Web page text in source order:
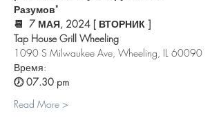
Разумов"
📆  7 МАЯ, 2024 [ ВТОРНИК ]
Tap House Grill Wheeling
1090 S Milwaukee Ave, Wheeling, IL 60090
Время:
🕖 07.30 pm
Read More >